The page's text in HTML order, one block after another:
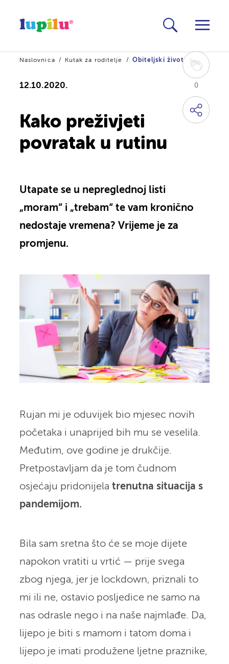
0
Naslovnica Kutak za roditelje Obiteljski život
12.10.2020.
Kako preživjeti
povratak u rutinu
Utapate se u nepreglednoj listi
„moram“ i „trebam“ te vam kronično
nedostaje vremena? Vrijeme je za
promjenu.
Rujan mi je oduvijek bio mjesec novih
početaka i unaprijed bih mu se veselila.
Međutim, ove godine je drukčije.
Pretpostavljam da je tom čudnom
osjećaju pridonijela trenutna situacija s
pandemijom.
Bila sam sretna što će se moje dijete
napokon vratiti u vrtić — prije svega
zbog njega, jer je lockdown, priznali to
mi ili ne, ostavio posljedice ne samo na
nas odrasle nego i na naše najmlađe. Da,
lijepo je biti s mamom i tatom doma i
lijepo je imati produžene ljetne praznike,